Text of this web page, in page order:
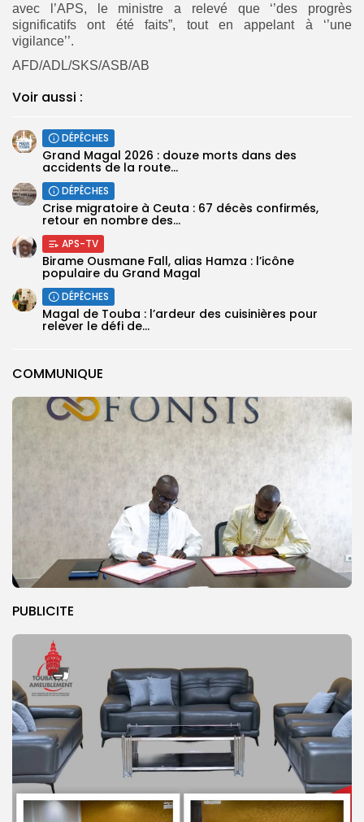
COMMUNIQUE
PUBLICITE
avec l’APS, le ministre a relevé que ‘’des progrès
significatifs ont été faits”, tout en appelant à ‘’une
vigilance’’.
AFD/ADL/SKS/ASB/AB
Voir aussi :
DÉPÊCHES
Grand Magal 2026 : douze morts dans des
accidents de la route...
DÉPÊCHES
Crise migratoire à Ceuta : 67 décès confirmés,
retour en nombre des...
APS-TV
Birame Ousmane Fall, alias Hamza : l’icône
populaire du Grand Magal
DÉPÊCHES
Magal de Touba : l’ardeur des cuisinières pour
relever le défi de...